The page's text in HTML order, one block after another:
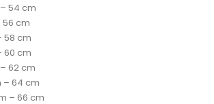
54 cm
56 cm
58 cm
60 cm
62 cm
– 64 cm
– 66 cm